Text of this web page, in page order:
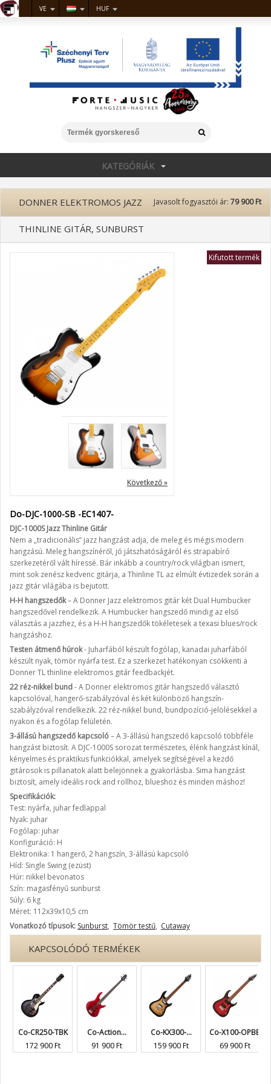
VE HUF
KATEGÓRIÁK
Javasolt fogyasztói ár: 79 900 Ft
DONNER ELEKTROMOS JAZZ
THINLINE GITÁR, SUNBURST
Kifutott termék
Következő »
Do-DJC-1000-SB -EC1407-
DJC-1000S Jazz Thinline Gitár
Nem a „tradicionális” jazz hangzást adja, de meleg és mégis modern
hangzású. Meleg hangszínéről, jó játszhatóságáról és strapabíró
szerkezetéről vált híressé. Bár inkább a country/rock világban ismert,
mint sok zenész kedvenc gitárja, a Thinline TL az elmúlt évtizedek során a
jazz gitár világába is bejutott.
H-H hangszedők– A Donner Jazz elektromos gitár két Dual Humbucker
hangszedővel rendelkezik. A Humbucker hangszedő mindig az első
választás a jazzhez, és a H-H hangszedők tökéletesek a texasi blues/rock
hangzáshoz.
Testen átmenő húrok- Juharfából készült fogólap, kanadai juharfából
készült nyak, tömör nyárfa test. Ez a szerkezet hatékonyan csökkenti a
Donner TL thinline elektromos gitár feedbackjét.
22 réz-nikkel bund- A Donner elektromos gitár hangszedő választó
kapcsolóval, hangerő-szabályzóval és két különböző hangszín-
szabályzóval rendelkezik. 22 réz-nikkel bund, bundpozíció-jelölésekkel a
nyakon és a fogólap felületén.
3-állású hangszedő kapcsoló– A 3-állású hangszedő kapcsoló többféle
hangzást biztosít. A DJC-1000S sorozat természetes, élénk hangzást kínál,
kényelmes és praktikus funkciókkal, amelyek segítségével a kezdő
gitárosok is pillanatok alatt belejönnek a gyakorlásba. Sima hangzást
biztosít, amely ideális rock and rollhoz, blueshoz és minden máshoz!
Specifikációk:
Test: nyárfa, juhar fedlappal
Nyak: juhar
Fogólap: juhar
Konfiguráció: H
Elektronika: 1 hangerő, 2 hangszín, 3-állású kapcsoló
Híd: Single Swing (ezüst)
Húr: nikkel bevonatos
Szín: magasfényű sunburst
Súly: 6 kg
Méret: 112x39x10,5 cm
Vonatkozó típusok: Sunburst, Tömör testű, Cutaway
KAPCSOLÓDÓ TERMÉKEK
Co-CR250-TBK
172 900 Ft
Co-Action...
91 900 Ft
Co-KX300-...
159 900 Ft
Co-X100-OPBB
69 900 Ft